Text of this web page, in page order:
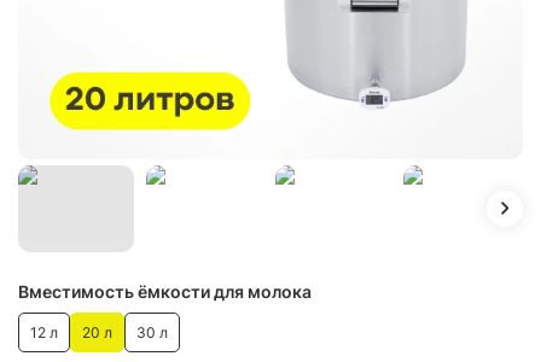
Вместимость ёмкости для молока
12 л 20 л 30 л